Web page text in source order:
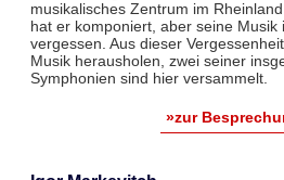
musikalisches Zentrum im
hat er komponiert, aber seine Musik
vergessen. Aus dieser
Musik herausholen, zwei seiner
Symphonien sind hier versammelt.
»zur